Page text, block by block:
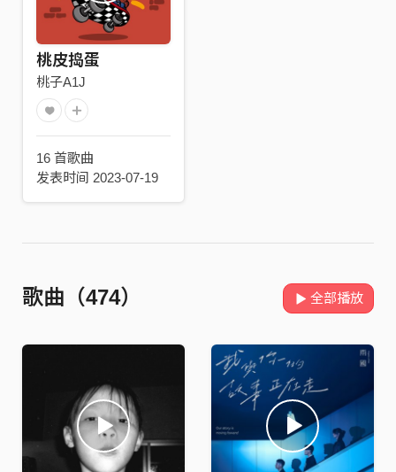
桃皮捣蛋
桃子A1J
16 首歌曲
发表时间 2023-07-19
歌曲（474） 全部播放